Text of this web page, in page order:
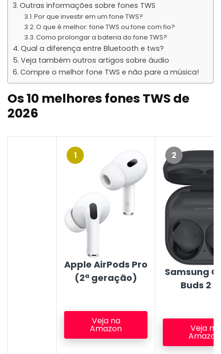
Outras informações sobre fones TWS
Por que investir em um fone TWS?
O que é melhor: fone TWS ou fone com fio?
Como prolongar a bateria do fone TWS?
Qual a diferença entre Bluetooth e tws?
Veja também outros artigos sobre áudio
Compre o melhor fone TWS e não pare a música!
Os 10 melhores fones TWS de
2026
1
Apple AirPods Pro
(2ª geração)
Veja na
Amazon
2
Samsung
Buds 2
Veja na
Amazon